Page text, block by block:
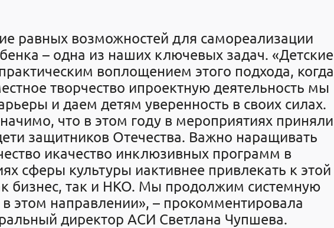
равных возможностей для самореализации
– одна из наших ключевых задач. «Детские
воплощением этого подхода, когда
творчество ипроектную деятельность мы
и даем детям уверенность в своих силах.
что в этом году в мероприятиях приняли
защитников Отечества. Важно наращивать
икачество инклюзивных программ в
сферы культуры иактивнее привлекать к этой
бизнес, так и НКО. Мы продолжим системную
в этом направлении», – прокомментировала
директор АСИ Светлана Чупшева.